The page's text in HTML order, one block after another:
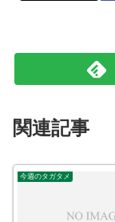
関連記事
今週のタガタメ